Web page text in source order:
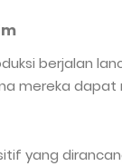
berjalan
mereka
yang